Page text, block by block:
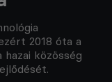
2018 óta a
közösség